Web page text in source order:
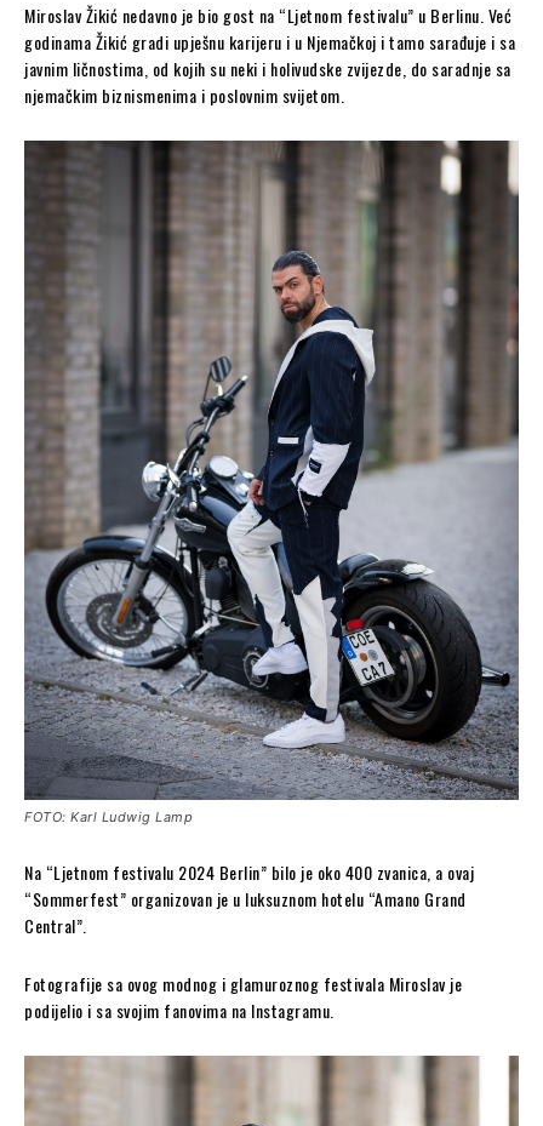
Miroslav Žikić nedavno je bio gost na “Ljetnom festivalu” u Berlinu. Već
godinama Žikić gradi upješnu karijeru i u Njemačkoj i tamo sarađuje i sa
javnim ličnostima, od kojih su neki i holivudske zvijezde, do saradnje sa
njemačkim biznismenima i poslovnim svijetom.
FOTO: Karl Ludwig Lamp
Na “Ljetnom festivalu 2024 Berlin” bilo je oko 400 zvanica, a ovaj
“Sommerfest” organizovan je u luksuznom hotelu “Amano Grand
Central”.
Fotografije sa ovog modnog i glamuroznog festivala Miroslav je
podijelio i sa svojim fanovima na Instagramu.